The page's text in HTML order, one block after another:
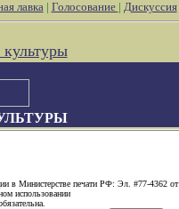
лавка| Голосование | Дискуссия
в Министерстве печати РФ: Эл. #77-4362 от
использовании